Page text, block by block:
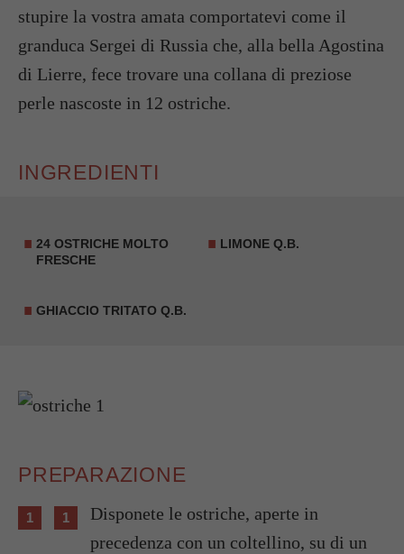
stupire la vostra amata comportatevi come il
granduca Sergei di Russia che, alla bella Agostina
di Lierre, fece trovare una collana di preziose
perle nascoste in 12 ostriche.
INGREDIENTI
24 OSTRICHE MOLTO
FRESCHE
LIMONE Q.B.
GHIACCIO TRITATO Q.B.
PREPARAZIONE
Disponete le ostriche, aperte in
precedenza con un coltellino, su di un